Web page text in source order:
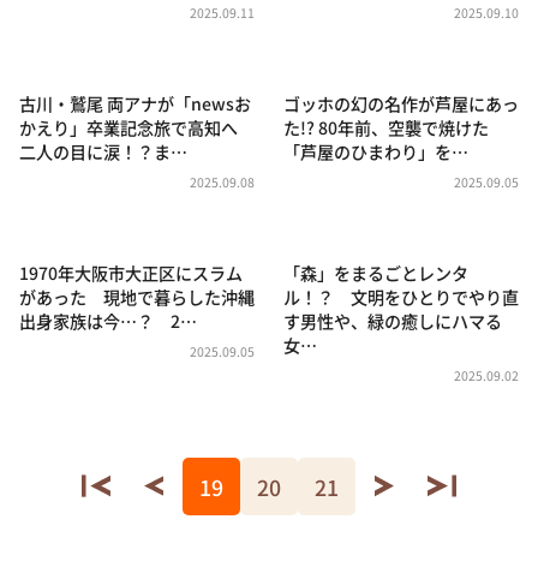
2025.09.11 2025.09.10
古川・鷲尾 両アナが「newsお
かえり」卒業記念旅で高知へ
二人の目に涙！？ま…
2025.09.08
ゴッホの幻の名作が芦屋にあっ
た!? 80年前、空襲で焼けた
「芦屋のひまわり」を…
2025.09.05
1970年大阪市大正区にスラム
があった 現地で暮らした沖縄
出身家族は今…？ 2…
2025.09.05
「森」をまるごとレンタ
ル！？ 文明をひとりでやり直
す男性や、緑の癒しにハマる
女…
2025.09.02
19 20 21